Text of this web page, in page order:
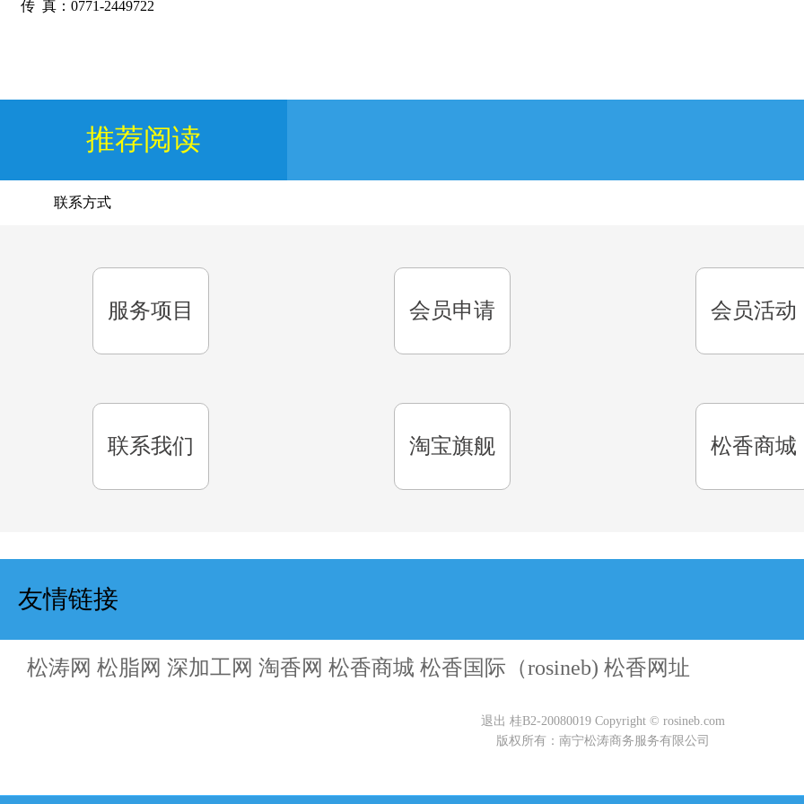
传 真：0771-2449722
推荐阅读
联系方式
服务项目 会员申请 会员活动
联系我们 淘宝旗舰 松香商城
友情链接
松涛网 松脂网 深加工网 淘香网 松香商城 松香国际（rosineb) 松香网址
退出 桂B2-20080019 Copyright © rosineb.com
版权所有：南宁松涛商务服务有限公司